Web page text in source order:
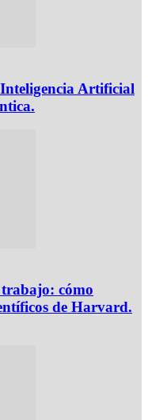
Artificial
cómo
de Harvard.